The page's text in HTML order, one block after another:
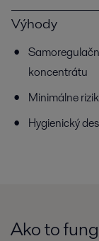
Výhody
koncentrátu
Minimálne
Hygienický
Ako to